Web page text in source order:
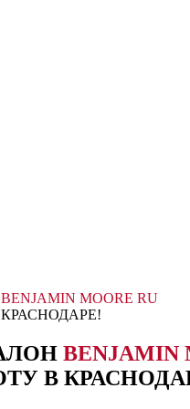
BENJAMIN MOORE RU
BENJAMIN
В